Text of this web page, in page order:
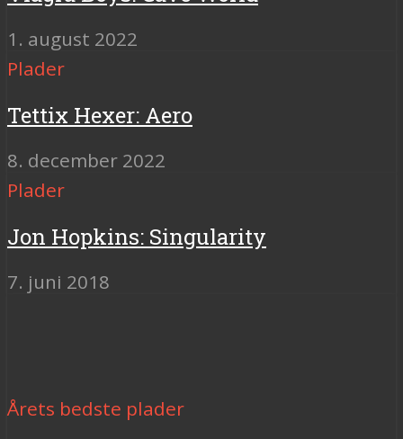
1. august 2022
Plader
Tettix Hexer: Aero
8. december 2022
Plader
Jon Hopkins: Singularity
7. juni 2018
Årets bedste plader